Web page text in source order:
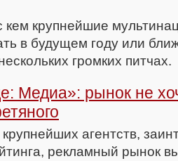
кем крупнейшие
в будущем году или
громких питчах.
Медиа»: рынок не
агентств,
рекламный рынок